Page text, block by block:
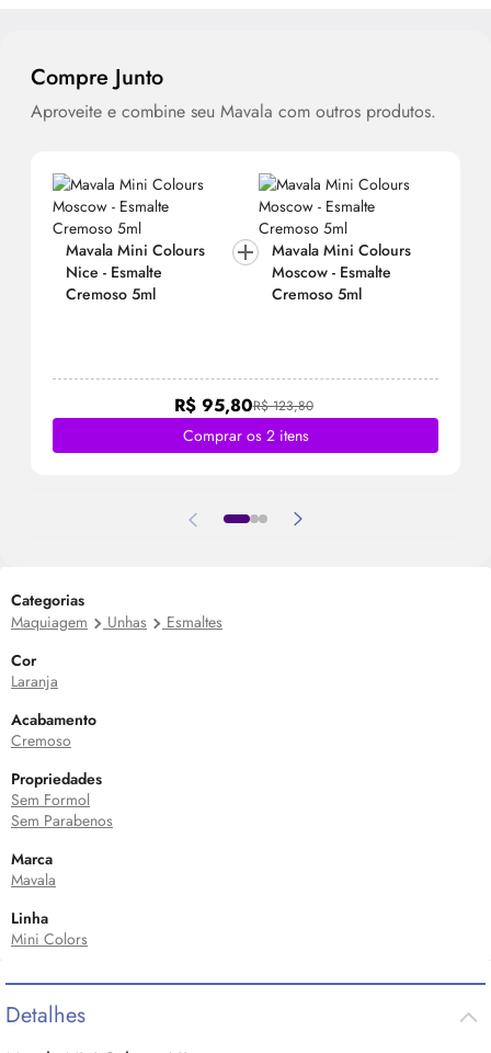
Compre Junto
Aproveite e combine seu Mavala com outros produtos.
Mavala Mini Colours
Nice - Esmalte
Cremoso 5ml
Mavala Mini Colours
Moscow - Esmalte
Cremoso 5ml
R$ 123,80
R$ 95,80
Comprar os 2 itens
Categorias
Maquiagem
Unhas
Esmaltes
Cor
Laranja
Acabamento
Cremoso
Propriedades
Sem Formol
Sem Parabenos
Marca
Mavala
Linha
Mini Colors
Detalhes